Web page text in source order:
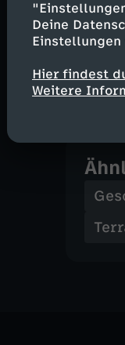
Deine
Hier findest
Weitere
Die
immer